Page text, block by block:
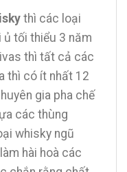
thì các loại
ủ tối thiểu 3 năm
thì tất cả các
thì có ít nhất 12
gia pha chế
các thùng
whisky ngũ
hài hoà các